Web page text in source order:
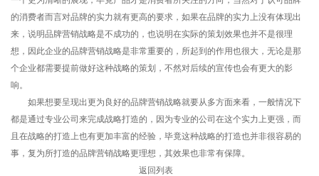
的消费者而言对品牌的实力就有更高的要求，如果在品牌的实力上没有体现出
来，说明品牌营销战略是不成功的，也说明在实际的策划效果也并不是很理
想，因此企业的品牌营销战略是非常重要的，所起到的作用也很大，无论是那
个企业都需要提前做好这种战略的策划，不然对后续的宣传也会有更大的影
响。
如果想要呈现出更为良好的品牌营销战略就要从多方面来看，一般情况下
都是通过专业公司来完成战略打造的，因为专业的公司在这个实力上更强，而
且在战略的打造上也有更加丰富的经验，毕竟这种战略的打造也并非很容易的
事，复为所打造的品牌营销战略更理想，其效果也非常有保障。
返回列表